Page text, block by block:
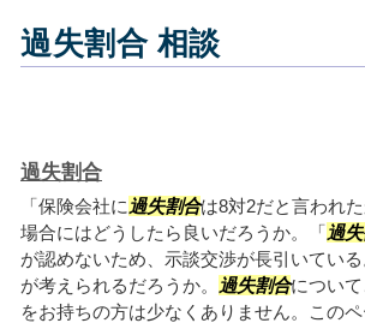
過失割合 相談
過失割合
「保険会社に 過失割合は8対2だと言われ
場合にはどうしたら良いだろうか。「過
が認めないため、示談交渉が長引いてい
が考えられるだろうか。
過失割合につい
をお持ちの方は少なくありません。この